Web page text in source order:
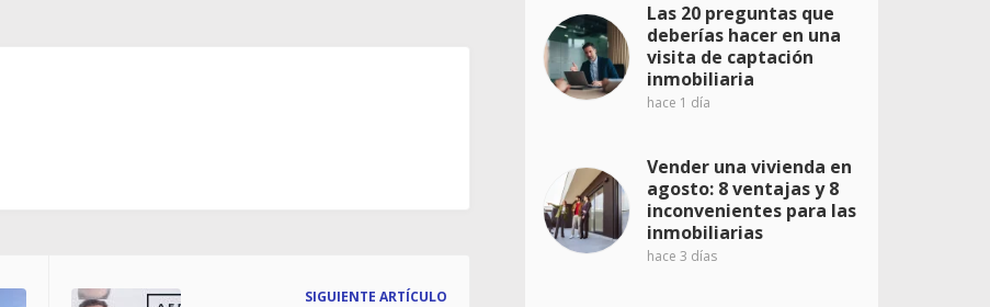
SIGUIENTE ARTÍCULO
Las 20 preguntas que
deberías hacer en una
visita de captación
inmobiliaria
hace 1 día
Vender una vivienda en
agosto: 8 ventajas y 8
inconvenientes para las
inmobiliarias
hace 3 días